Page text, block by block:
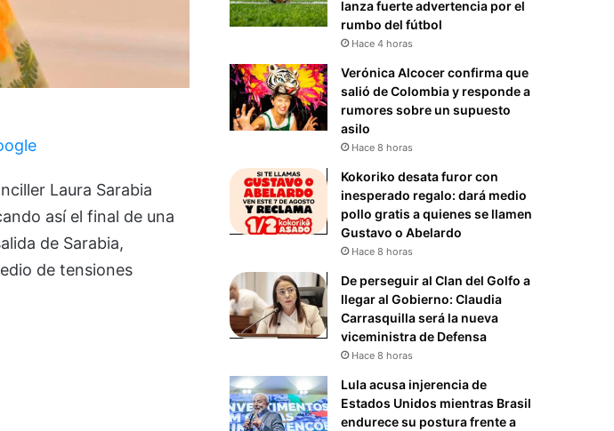
Laura Sarabia
así el final de una
de Sarabia,
de tensiones
lanza fuerte advertencia por el
rumbo del fútbol
Hace 4 horas
Verónica Alcocer confirma que
salió de Colombia y responde a
rumores sobre un supuesto
asilo
Hace 8 horas
Kokoriko desata furor con
inesperado regalo: dará medio
pollo gratis a quienes se llamen
Gustavo o Abelardo
Hace 8 horas
De perseguir al Clan del Golfo a
llegar al Gobierno: Claudia
Carrasquilla será la nueva
viceministra de Defensa
Hace 8 horas
Lula acusa injerencia de
Estados Unidos mientras Brasil
endurece su postura frente a